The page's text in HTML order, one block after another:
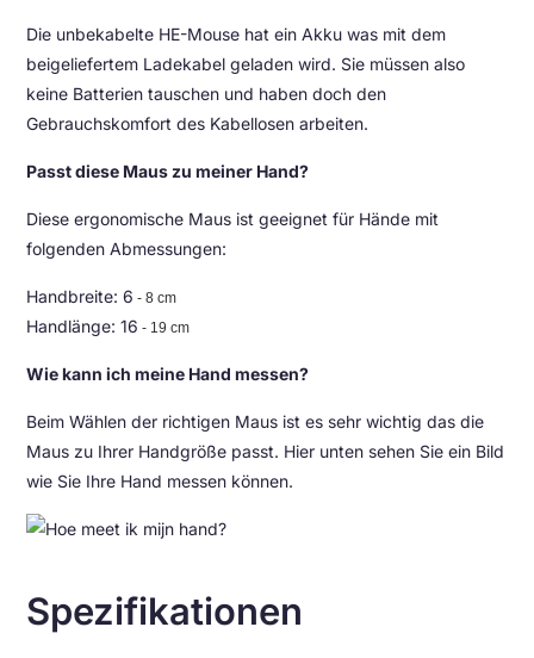
Die unbekabelte HE-Mouse hat ein Akku was mit dem
beigeliefertem Ladekabel geladen wird. Sie müssen also
keine Batterien tauschen und haben doch den
Gebrauchskomfort des Kabellosen arbeiten.
Passt diese Maus zu meiner Hand?
Diese ergonomische Maus ist geeignet für Hände mit
folgenden Abmessungen:
Handbreite: 6 - 8 cm
Handlänge: 16 - 19 cm
Wie kann ich meine Hand messen?
Beim Wählen der richtigen Maus ist es sehr wichtig das die
Maus zu Ihrer Handgröße passt. Hier unten sehen Sie ein Bild
wie Sie Ihre Hand messen können.
Spezifikationen